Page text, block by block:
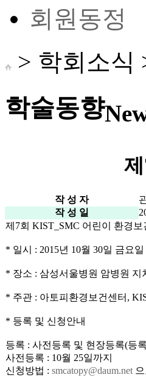
회원동정
> 학회소식
학술동향
작 성 자
작 성 일
제7회 KIST_SMC 어린이 환경
* 일시 : 2015년 10월 30일 금요일
* 장소 : 삼성서울병원 암병원 지
* 주관 : 아토피환경보건센터,
* 등록 및 신청안내
등록 : 사전등록 및 현장등록(등
사전등록 : 10월 25일까지
신청방법 : smcatopy@daum.net